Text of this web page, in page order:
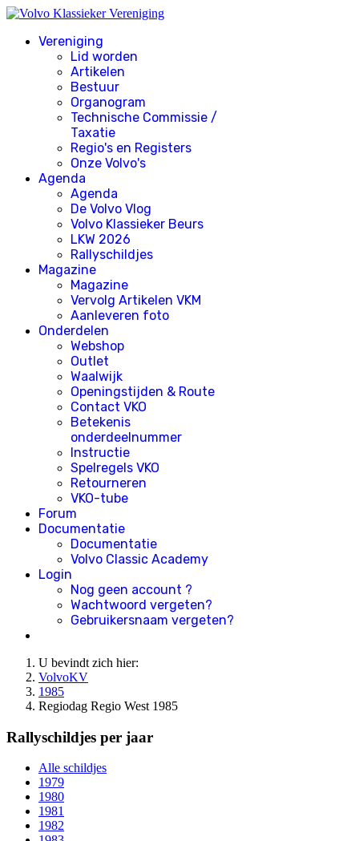
Vereniging
Lid worden
Artikelen
Bestuur
Organogram
Technische Commissie /
Taxatie
Regio's en Registers
Onze Volvo's
Agenda
Agenda
De Volvo Vlog
Volvo Klassieker Beurs
LKW 2026
Rallyschildjes
Magazine
Magazine
Vervolg Artikelen VKM
Aanleveren foto
Onderdelen
Webshop
Outlet
Waalwijk
Openingstijden & Route
Contact VKO
Betekenis
onderdeelnummer
Instructie
Spelregels VKO
Retourneren
VKO-tube
Forum
Documentatie
Documentatie
Volvo Classic Academy
Login
Nog geen account ?
Wachtwoord vergeten?
Gebruikersnaam vergeten?
U bevindt zich hier:
VolvoKV
1985
Regiodag Regio West 1985
Rallyschildjes per jaar
Alle schildjes
1979
1980
1981
1982